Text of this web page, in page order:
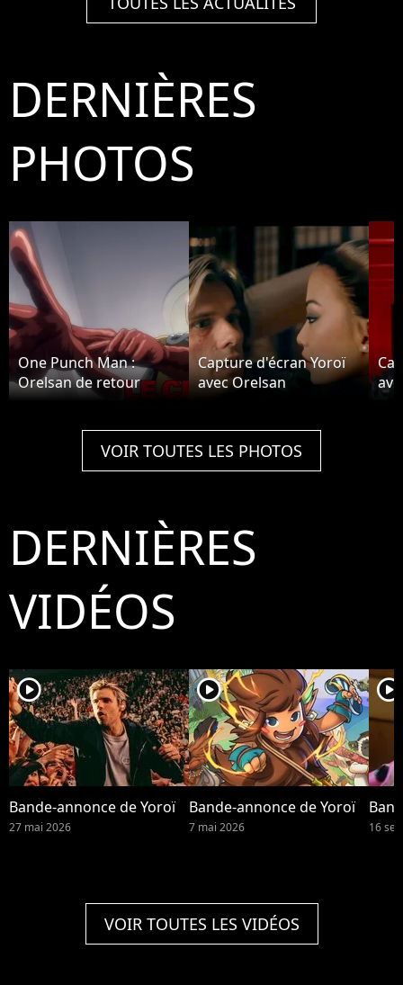
DERNIÈRES
PHOTOS
One Punch Man :
Orelsan de retour
Capture d'écran Yoroï
avec Orelsan
VOIR TOUTES LES PHOTOS
DERNIÈRES
VIDÉOS
player2
Bande-annonce de Yoroï
27 mai 2026
player2
Bande-annonce de Yoroï
7 mai 2026
player2
16
VOIR TOUTES LES VIDÉOS